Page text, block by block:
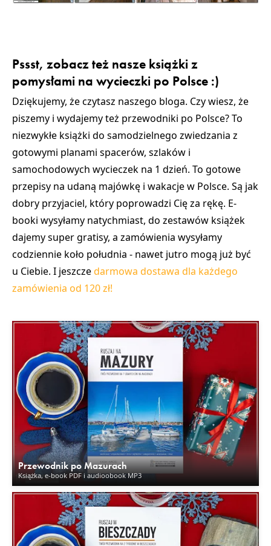
Pssst, zobacz też nasze książki z
pomysłami na wycieczki po Polsce :)
Dziękujemy, że czytasz naszego bloga. Czy wiesz, że
piszemy i wydajemy też przewodniki po Polsce? To
niezwykłe książki do samodzielnego zwiedzania z
gotowymi planami spacerów, szlaków i
samochodowych wycieczek na 1 dzień. To gotowe
przepisy na udaną majówkę i wakacje w Polsce. Są jak
dobry przyjaciel, który poprowadzi Cię za rękę. E-
booki wysyłamy natychmiast, do zestawów książek
dajemy super gratisy, a zamówienia wysyłamy
codziennie koło południa - nawet jutro mogą już być
u Ciebie. I jeszczedarmowa dostawa dla każdego
zamówienia od 120 zł!
Przewodnik po Mazurach
Książka, e-book PDF i audioobook MP3